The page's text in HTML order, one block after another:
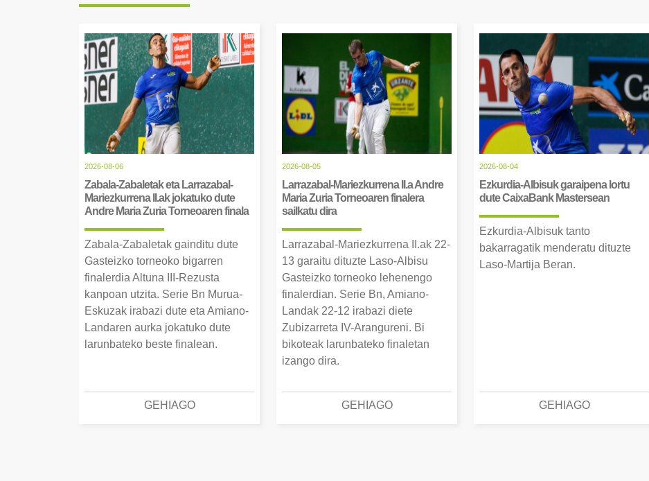
2026-08-06
Zabala-Zabaletak eta Larrazabal-
Mariezkurrena II.ak jokatuko dute
Andre Maria Zuria Torneoaren finala
Zabala-Zabaletak gainditu dute
Gasteizko torneoko bigarren
finalerdia Altuna III-Rezusta
kanpoan utzita. Serie Bn Murua-
Eskuzak irabazi dute eta Amiano-
Landaren aurka jokatuko dute
larunbateko beste finalean.
GEHIAGO
2026-08-05
Larrazabal-Mariezkurrena II.a Andre
Maria Zuria Torneoaren finalera
sailkatu dira
Larrazabal-Mariezkurrena II.ak 22-
13 garaitu dituzte Laso-Albisu
Gasteizko torneoko lehenengo
finalerdian. Serie Bn, Amiano-
Landak 22-12 irabazi diete
Zubizarreta IV-Arangureni. Bi
bikoteak larunbateko finaletan
izango dira.
GEHIAGO
2026-08-04
Ezkurdia-Albisuk garaipena lortu
dute CaixaBank Mastersean
Ezkurdia-Albisuk tanto
bakarragatik menderatu dituzte
Laso-Martija Beran.
GEHIAGO